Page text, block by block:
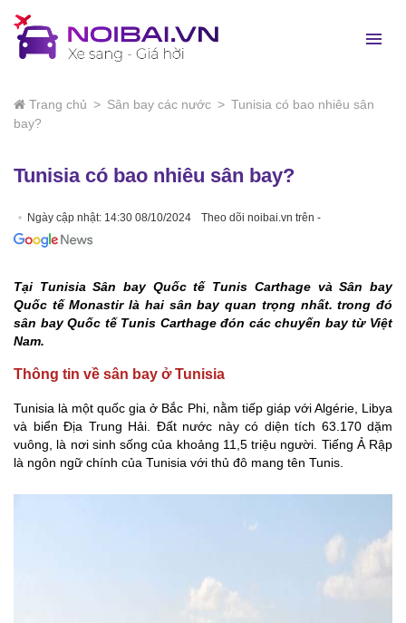
Trang chủ > Sân bay các nước > Tunisia có bao nhiêu sân
bay?
Tunisia có bao nhiêu sân bay?
Ngày cập nhật: 14:30 08/10/2024 Theo dõi noibai.vn trên -
Tại Tunisia Sân bay Quốc tế Tunis Carthage và Sân bay
Quốc tế Monastir là hai sân bay quan trọng nhất. trong đó
sân bay Quốc tế Tunis Carthage đón các chuyến bay từ Việt
Nam.
Thông tin về sân bay ở Tunisia
Tunisia là một quốc gia ở Bắc Phi, nằm tiếp giáp với Algérie, Libya
và biển Địa Trung Hải. Đất nước này có diện tích 63.170 dặm
vuông, là nơi sinh sống của khoảng 11,5 triệu người. Tiếng Ả Rập
là ngôn ngữ chính của Tunisia với thủ đô mang tên Tunis.